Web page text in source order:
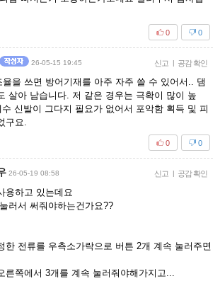
0
0
26-05-15 19:45 신고 | 공감 확인
율을 쓰면 방어기재를 아주 자주 쓸 수 있어서.. 댐
살아 남습니다. 저 같은 경우는 극확이 많이 높
신발이 그다지 필요가 없어서 포악함 획득 및 피
구요.
0
0
26-05-19 08:58 신고 | 공감 확인
용하고 있는데요
러서 써줘야하는건가요??
한 전류를 우측소가락으로 버튼 2개 계속 눌러주면
른쪽에서 3개를 계속 눌러줘야해가지고...